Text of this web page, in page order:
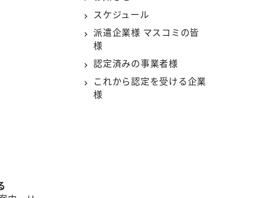
スケジュール
派遣企業様 マスコミの皆
様
認定済みの事業者様
これから認定を受ける企業
様